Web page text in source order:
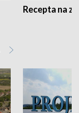
Recepta na